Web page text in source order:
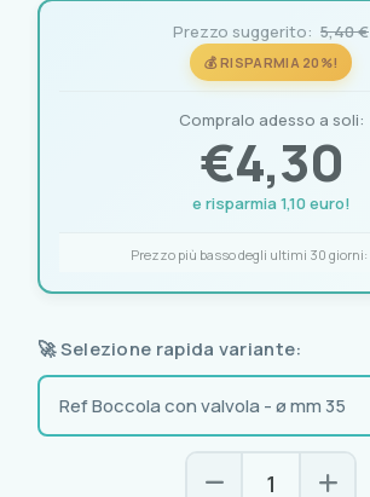
Prezzo suggerito: 5,40 €
💰 RISPARMIA 20%!
Compralo adesso a soli:
€4,30
e risparmia 1,10 euro!
Prezzo più basso degli ultimi 30 giorni:
🚀 Selezione rapida variante: